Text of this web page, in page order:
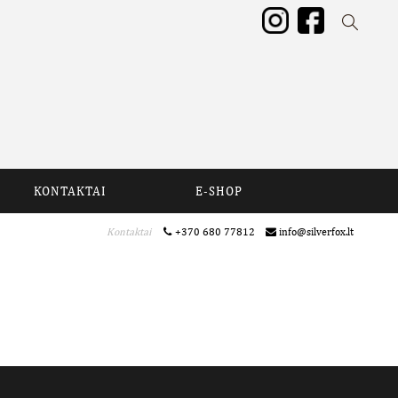
KONTAKTAI E-SHOP
Kontaktai +370 680 77812 info@silverfox.lt